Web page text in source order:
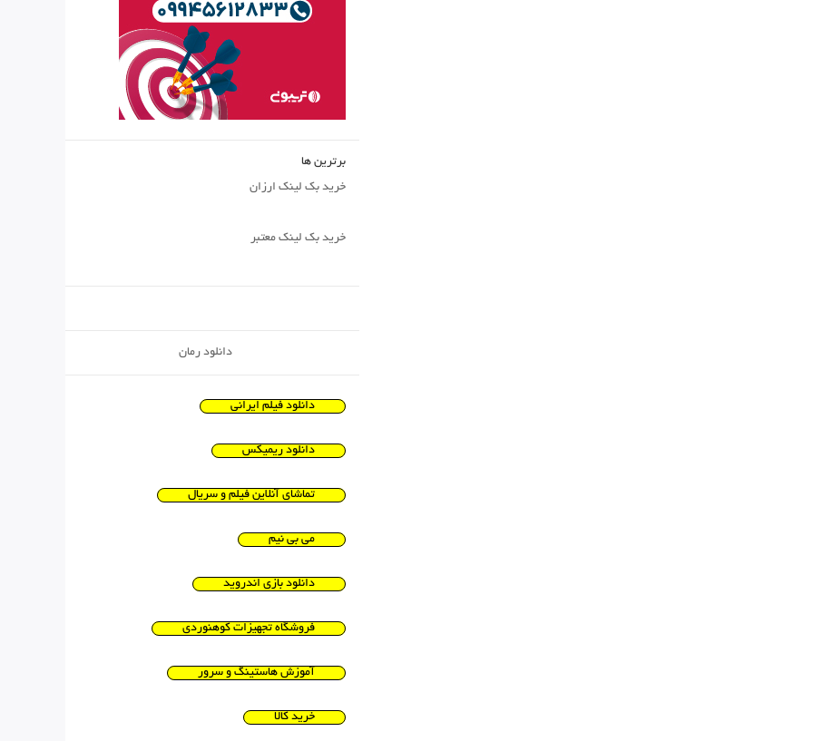
برترین ها
خرید بک لینک ارزان
خرید بک لینک معتبر
دانلود رمان
دانلود فیلم ایرانی
دانلود ریمیکس
تماشای آنلاین فیلم و سریال
می بی نیم
دانلود بازی اندروید
فروشگاه تجهیزات کوهنوردی
آموزش هاستینگ و سرور
خرید کالا